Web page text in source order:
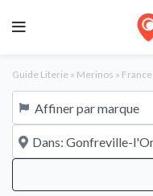
Guide Literie » Merinos » France
Affiner par marque
À proximité de